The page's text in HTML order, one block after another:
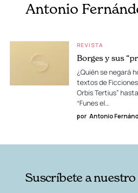
Antonio
REVISTA
Borges y sus
¿Quién se negará
textos de
Orbis Tertius”
“Funes el…
por Antonio
Suscríbete a